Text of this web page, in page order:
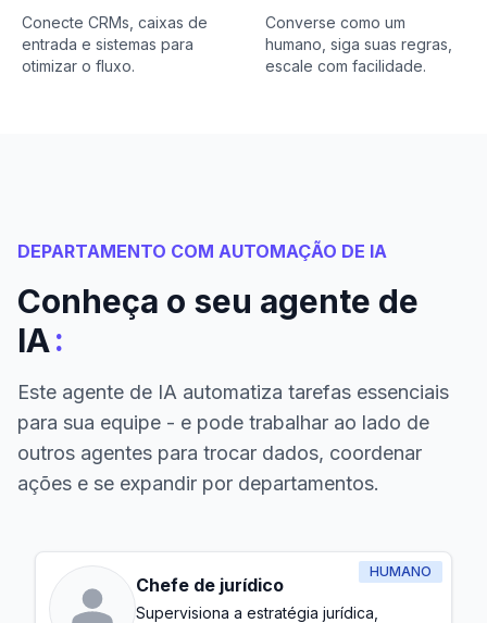
Conecte CRMs, caixas de
entrada e sistemas para
otimizar o fluxo.
Converse como um
humano, siga suas regras,
escale com facilidade.
DEPARTAMENTO COM AUTOMAÇÃO DE IA
Conheça o seu agente de
IA:
Este agente de IA automatiza tarefas essenciais
para sua equipe - e pode trabalhar ao lado de
outros agentes para trocar dados, coordenar
ações e se expandir por departamentos.
HUMANO
Chefe de jurídico
Supervisiona a estratégia jurídica,